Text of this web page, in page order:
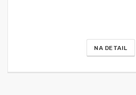
NA DETAIL